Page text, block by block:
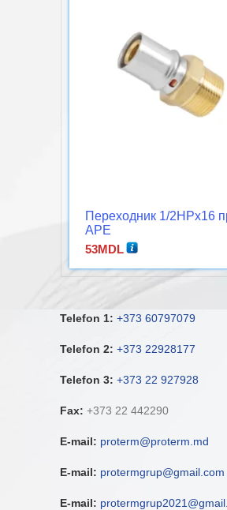
Переходник 1/2НРx16
APE
53MDL
Telefon 1: +373 60797079
Telefon 2: +373 22928177
Telefon 3: +373 22 927928
Fax: +373 22 442290
E-mail: proterm@proterm.md
E-mail: protermgrup@gmail.com
E-mail: